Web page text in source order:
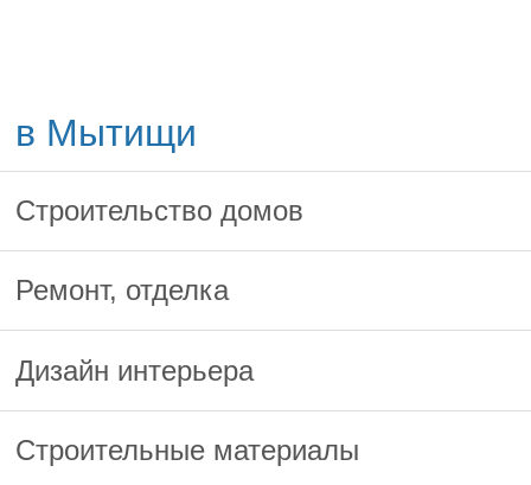
в Мытищи
Строительство домов
Ремонт, отделка
Дизайн интерьера
Строительные материалы